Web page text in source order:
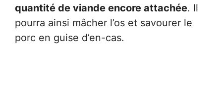
quantité de viande encore attachée. Il
pourra ainsi mâcher l’os et savourer le
porc en guise d’en-cas.